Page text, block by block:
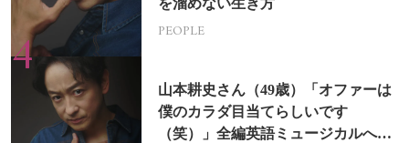
PEOPLE
山本耕史さん（49歳）「オファーは
僕のカラダ目当てらしいです
（笑）」全編英語ミュージカルへの